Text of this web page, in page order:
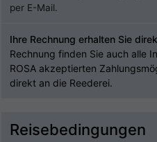
per E-Mail.
Ihre Rechnung erhalten Sie
Rechnung finden Sie auch alle
ROSA akzeptierten
direkt an die Reederei.
Reisebedingungen